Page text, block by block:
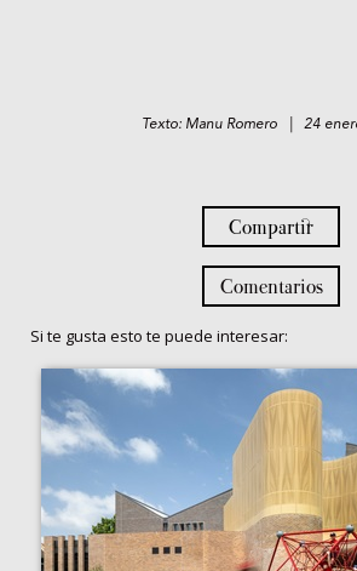
Texto: Manu Romero | 24
Compartir
Comentarios
Si te gusta esto te puede interesar: